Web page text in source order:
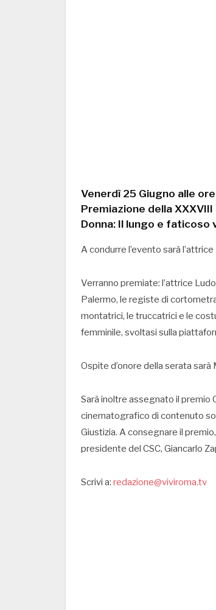
Venerdì 25 Giugno alle
Premiazione della
Donna: Il lungo e faticoso
A condurre l’evento sarà
Verranno premiate: l’attrice
Palermo, le registe di
montatrici, le truccatrici e le
femminile, svoltasi sulla
Ospite d’onore della serata sarà
Sarà inoltre assegnato il premio
cinematografico di contenuto
Giustizia. A consegnare il
presidente del CSC, Giancarlo
Scrivi a: redazione@viviroma.tv